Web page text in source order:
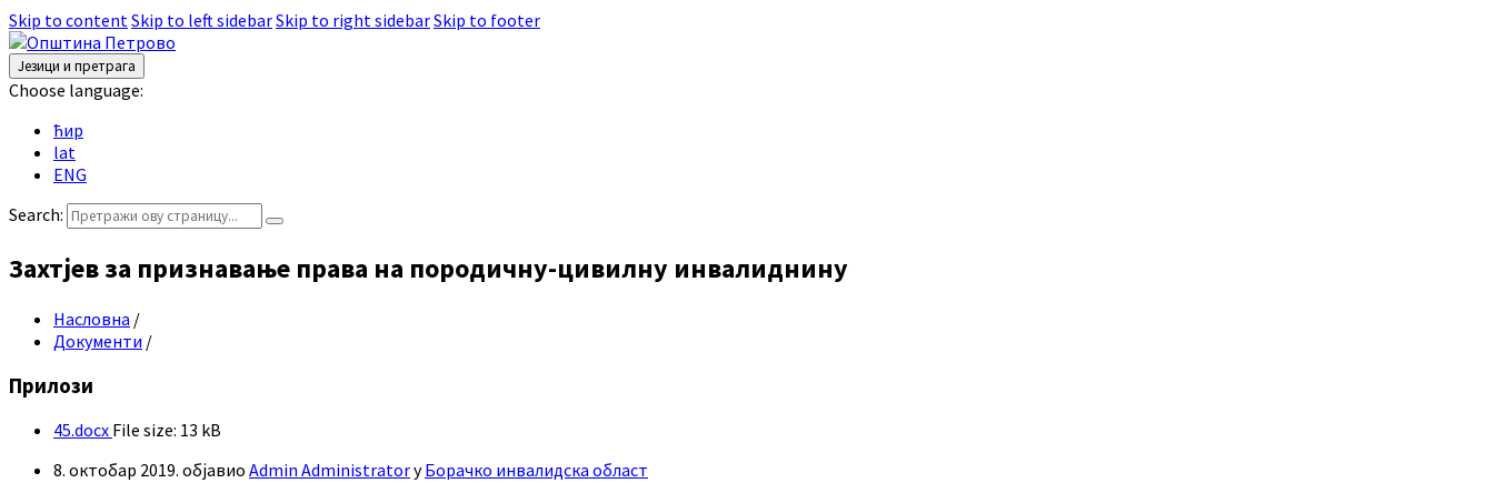
Skip to contentSkip to left sidebarSkip to right sidebarSkip to footer
Језици и претрага
Choose language:
ћир
lat
ENG
Search:
Захтјев за признавање права на породичну-цивилну инвалиднину
Насловна /
Документи /
Прилози
45.docx File size: 13 kB
8. октобар 2019. објавио Admin AdministratorуБорачко инвалидска област